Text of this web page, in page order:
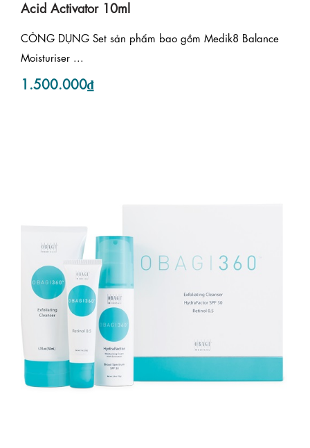
Acid Activator 10ml
CÔNG DỤNG Set sản phẩm bao gồm Medik8 Balance
Moisturiser ...
1.500.000₫